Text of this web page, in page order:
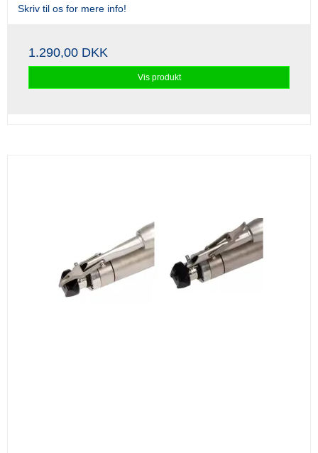
Skriv til os for mere info!
1.290,00 DKK
Vis produkt